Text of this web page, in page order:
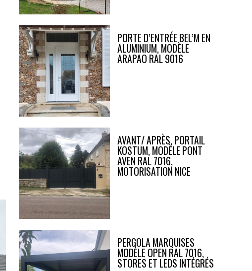
PORTE D’ENTRÉE BEL’M EN
ALUMINIUM, MODÈLE
ARAPAO RAL 9016
AVANT/ APRÈS, PORTAIL
KOSTUM, MODÈLE PONT
AVEN RAL 7016,
MOTORISATION NICE
PERGOLA MARQUISES
MODÈLE OPEN RAL 7016,
STORES ET LEDS INTÉGRÉS